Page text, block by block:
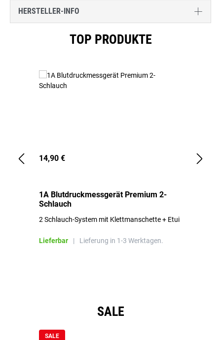
HERSTELLER-INFO
TOP PRODUKTE
14,90 €
1A Blutdruckmessgerät Premium 2-
Schlauch
2 Schlauch-System mit Klettmanschette + Etui
Lieferbar | Lieferung in 1-3 Werktagen.
SALE
SALE